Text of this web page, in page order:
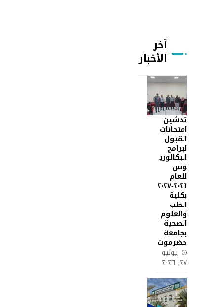
آخر
الأخبار
تدشين
امتحانات
القبول
لبرامج
البكالوري
وس
للعام
٢٠٢٦-٢٠٢٧
بكلية
الطب
والعلوم
الصحية
بجامعة
حضرموت
يوليو
٢٧, ٢٠٢٦